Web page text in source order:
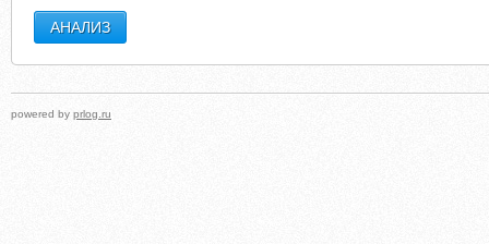
powered by prlog.ru